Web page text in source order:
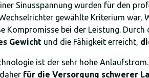
Sinusspannung wurden für den
gewählte Kriterium
Kompromisse bei der Leistung. Durch
Gewicht und die Fähigkeit erreicht,
ist der sehr hohe
für die Versorgung schwerer